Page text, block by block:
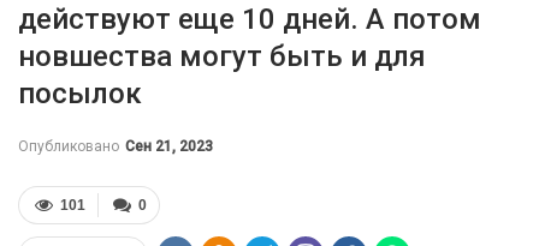
действуют еще 10 дней. А потом
новшества могут быть и для
посылок
Опубликовано Сен 21, 2023
0
101